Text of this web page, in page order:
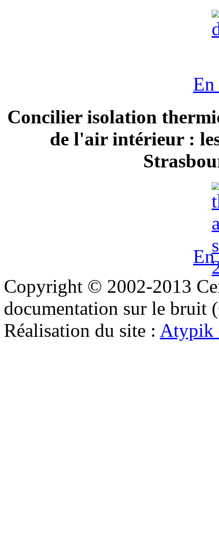
Concilier isolation
de l'air intérieur :
Copyright © 2002-2013
documentation sur le bruit
Réalisation du site : Atypik